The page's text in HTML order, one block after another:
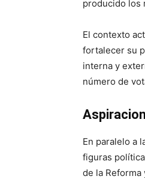
producido los
El contexto
fortalecer su
interna y
número de
En paralelo a
figuras
de la